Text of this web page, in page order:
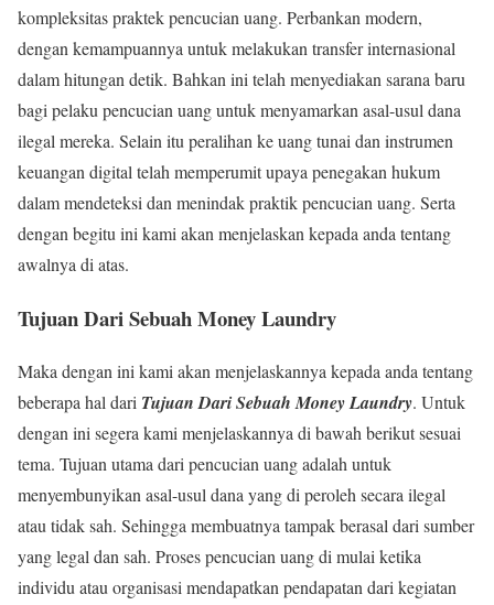
kompleksitas praktek pencucian uang. Perbankan modern,
dengan kemampuannya untuk melakukan transfer internasional
dalam hitungan detik. Bahkan ini telah menyediakan sarana baru
bagi pelaku pencucian uang untuk menyamarkan asal-usul dana
ilegal mereka. Selain itu peralihan ke uang tunai dan instrumen
keuangan digital telah memperumit upaya penegakan hukum
dalam mendeteksi dan menindak praktik pencucian uang. Serta
dengan begitu ini kami akan menjelaskan kepada anda tentang
awalnya di atas.
Tujuan Dari Sebuah Money Laundry
Maka dengan ini kami akan menjelaskannya kepada anda tentang
beberapa hal dari Tujuan Dari Sebuah Money Laundry. Untuk
dengan ini segera kami menjelaskannya di bawah berikut sesuai
tema. Tujuan utama dari pencucian uang adalah untuk
menyembunyikan asal-usul dana yang di peroleh secara ilegal
atau tidak sah. Sehingga membuatnya tampak berasal dari sumber
yang legal dan sah. Proses pencucian uang di mulai ketika
individu atau organisasi mendapatkan pendapatan dari kegiatan